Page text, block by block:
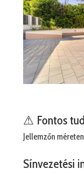
⚠ Fontos
Jellemzőn
Sínvezetési